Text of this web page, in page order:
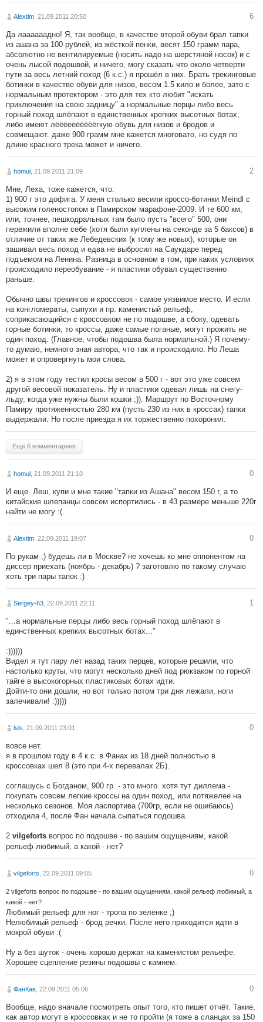
Alextim , 21.09.2011 20:50 6
Да лаааааадно! Я, так вообще, в качестве второй обуви брал тапки
из ашана за 100 рублей, из жёсткой пенки, весят 150 грамм пара,
абсолютно не вентилируемые (носить надо на шерстяной носок) и с
очень лысой подошвой, и ничего, могу сказать что около четверти
пути за весь летний поход (6 к.с.) я прошёл в них. Брать трекинговые
ботинки в качестве обуви для низов, весом 1.5 кило и более, зато с
нормальным протектором - это для тех кто любит "искать
приключения на свою задницу" а нормальные перцы либо весь
горный поход шлёпают в единственных крепких высотных ботах,
либо имеют лёёёёёёёёёёгкую обувь для низов и бродов и
совмещают. даже 900 грамм мне кажется многовато, но судя по
длине красного трека может и ничего.
homul , 21.09.2011 21:09 2
Мне, Леха, тоже кажется, что:
1) 900 г это дофига. У меня столько весили кроссо-ботинки Meindl с
высоким голеностопом в Памирском марафоне-2009. И те 600 км,
или, точнее, пешкодральных там было пусть "всего" 500, они
пережили вполне себе (хотя были куплены на секонде за 5 баксов) в
отличие от таких же Лебедевских (к тому же новых), которые он
зашивал весь поход и едва не выбросил на Саукдаре перед
подъемом на Ленина. Разница в основном в том, при каких условиях
происходило переобувание - я пластики обувал существенно
раньше.
Обычно швы трекингов и кроссовок - самое уязвимое место. И если
на конгломераты, сыпухи и пр. каменистый рельеф,
соприкасающийся с кроссовком не по подошве, а сбоку, одевать
горные ботинки, то кроссы, даже самые поганые, могут прожить не
один поход. (Главное, чтобы подошва была нормальной.) Я почему-
то думаю, немного зная автора, что так и происходило. Но Леша
может и опровергнуть мои слова.
2) я в этом году тестил кросы весом в 500 г - вот это уже совсем
другой весовой показатель. Ну и пластики одевал лишь на снегу-
льду, когда уже нужны были кошки ;)). Маршрут по Восточному
Памиру протяженностью 280 км (пусть 230 из них в кроссах) тапки
выдержали. Но после приезда я их торжественно похоронил.
Ещё 6 комментариев
homul , 21.09.2011 21:10 0
И еще. Леш, купи и мне такие "тапки из Ашана" весом 150 г, а то
китайские шлепанцы совсем испортились - в 43 размере меньше 220г
найти не могу :(.
Alextim , 22.09.2011 19:07 0
По рукам ;) будешь ли в Москве? не хочешь ко мне оппонентом на
диссер приехать (ноябрь - декабрь) ? заготовлю по такому случаю
хоть три пары тапок :)
Sergey-63 , 22.09.2011 22:11 1
"...а нормальные перцы либо весь горный поход шлёпают в
единственных крепких высотных ботах..."
:))))))
Видел я тут пару лет назад таких перцев, которые решили, что
настолько круты, что могут несколько дней под рюкзаком по горной
тайге в высокогорных пластиковых ботах идти.
Дойти-то они дошли, но вот только потом три дня лежали, ноги
залечивали! :)))))
lsls , 21.09.2011 23:01 0
вовсе нет.
я в прошлом году в 4 к.с. в Фанах из 18 дней полностью в
кроссовках шел 8 (это при 4-х перевалах 2Б).
соглашусь с Богданом, 900 гр. - это много. хотя тут диллема -
покупать совсем легкие кроссы на один поход, или потяжелее на
несколько сезонов. Моя ласпортива (700гр, если не ошибаюсь)
отходила 4, после Фан начала сыпаться подошва.
2 vilgeforts вопрос по подошве - по вашим ощущениям, какой
рельеф любимый, а какой - нет?
vilgeforts , 22.09.2011 09:05 0
2 vilgeforts вопрос по подошве - по вашим ощущениям, какой рельеф любимый, а
какой - нет?
Любимый рельеф для ног - тропа по зелёнке ;)
Нелюбимый рельеф - брод речки. После него приходится идти в
мокрой обуви :(
Ну а без шуток - очень хорошо держат на каменистом рельефе.
Хорошее сцепление резины подошвы с камнем.
ФанКав , 22.09.2011 05:06 0
Вообще, надо вначале посмотреть опыт того, кто пишет отчёт. Такие,
как автор могут в кроссовках и не то пройти (я тоже в сланцах за 150